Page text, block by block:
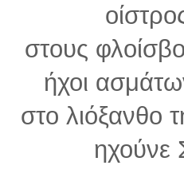
στους
ήχοι
στο λιόξανθο
ηχούνε